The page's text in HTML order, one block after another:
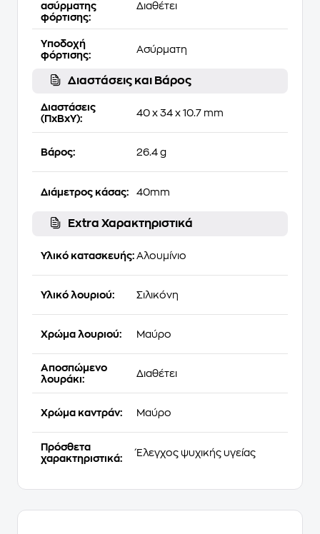
ασύρματης
φόρτισης:
Διαθέτει
Υποδοχή
φόρτισης:
Ασύρματη
Διαστάσεις και Βάρος
Διαστάσεις
(ΠxΒxΥ):
40 x 34 x 10.7 mm
Βάρος: 26.4 g
Διάμετρος κάσας: 40mm
Extra Χαρακτηριστικά
Υλικό κατασκευής: Αλουμίνιο
Υλικό λουριού: Σιλικόνη
Χρώμα λουριού: Μαύρο
Αποσπώμενο
λουράκι:
Διαθέτει
Χρώμα καντράν: Μαύρο
Πρόσθετα
χαρακτηριστικά:
Έλεγχος ψυχικής υγείας